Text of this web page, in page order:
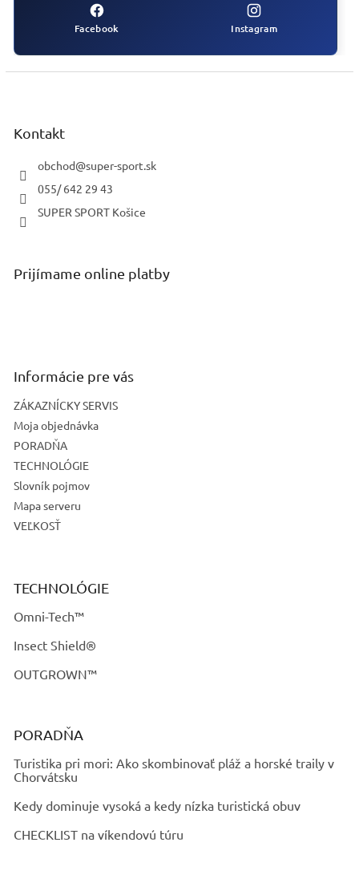
Facebook Instagram
Kontakt
obchod@super-sport.sk
055/ 642 29 43
SUPER SPORT Košice
Prijímame online platby
Informácie pre vás
ZÁKAZNÍCKY SERVIS
Moja objednávka
PORADŇA
TECHNOLÓGIE
Slovník pojmov
Mapa serveru
VEĽKOSŤ
TECHNOLÓGIE
Omni-Tech™
Insect Shield®
OUTGROWN™
PORADŇA
Turistika pri mori: Ako skombinovať pláž a horské traily v
Chorvátsku
Kedy dominuje vysoká a kedy nízka turistická obuv
CHECKLIST na víkendovú túru